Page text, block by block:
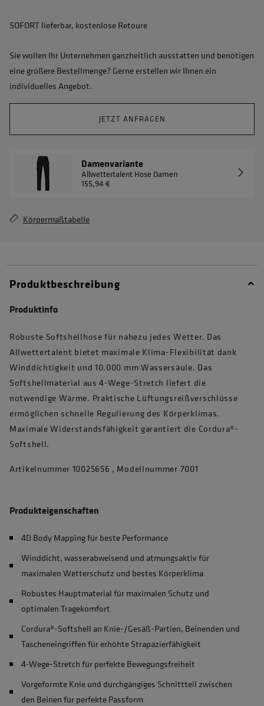
SOFORT lieferbar, kostenlose Retoure
Sie wollen Ihr Unternehmen ganzheitlich ausstatten und benötigen
eine größere Bestellmenge? Gerne erstellen wir Ihnen ein
individuelles Angebot.
JETZT ANFRAGEN
Damenvariante
Allwettertalent Hose Damen
155,94 €
Körpermaßtabelle
Produktbeschreibung
Produktinfo
Robuste Softshellhose für nahezu jedes Wetter. Das
Allwettertalent bietet maximale Klima-Flexibilität dank
Winddichtigkeit und 10.000 mm Wassersäule. Das
Softshellmaterial aus 4-Wege-Stretch liefert die
notwendige Wärme. Praktische Lüftungsreißverschlüsse
ermöglichen schnelle Regulierung des Körperklimas.
Maximale Widerstandsfähigkeit garantiert die Cordura®-
Softshell.
Artikelnummer 10025656 , Modellnummer 7001
Produkteigenschaften
4D Body Mapping für beste Performance
Winddicht, wasserabweisend und atmungsaktiv für
maximalen Wetterschutz und bestes Körperklima
Robustes Hauptmaterial für maximalen Schutz und
optimalen Tragekomfort
Cordura®-Softshell an Knie-/Gesäß-Partien, Beinenden und
Tascheneingriffen für erhöhte Strapazierfähigkeit
4-Wege-Stretch für perfekte Bewegungsfreiheit
Vorgeformte Knie und durchgängiges Schnittteil zwischen
den Beinen für perfekte Passform